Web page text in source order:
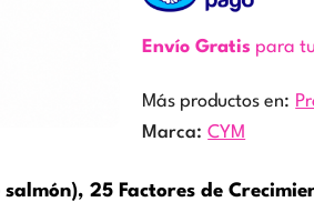
Envío Gratis para
Más productos en:
Marca:CYM
25 Factores de